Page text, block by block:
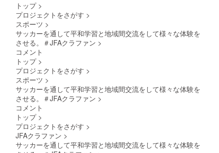
トップ >
プロジェクトをさがす >
スポーツ >
サッカーを通して平和学習と地域間交流をして様々な体験を
させる。＃JFAクラファン >
コメント
トップ >
プロジェクトをさがす >
スポーツ >
サッカーを通して平和学習と地域間交流をして様々な体験を
させる。＃JFAクラファン >
コメント
トップ >
プロジェクトをさがす >
JFAクラファン >
サッカーを通して平和学習と地域間交流をして様々な体験を